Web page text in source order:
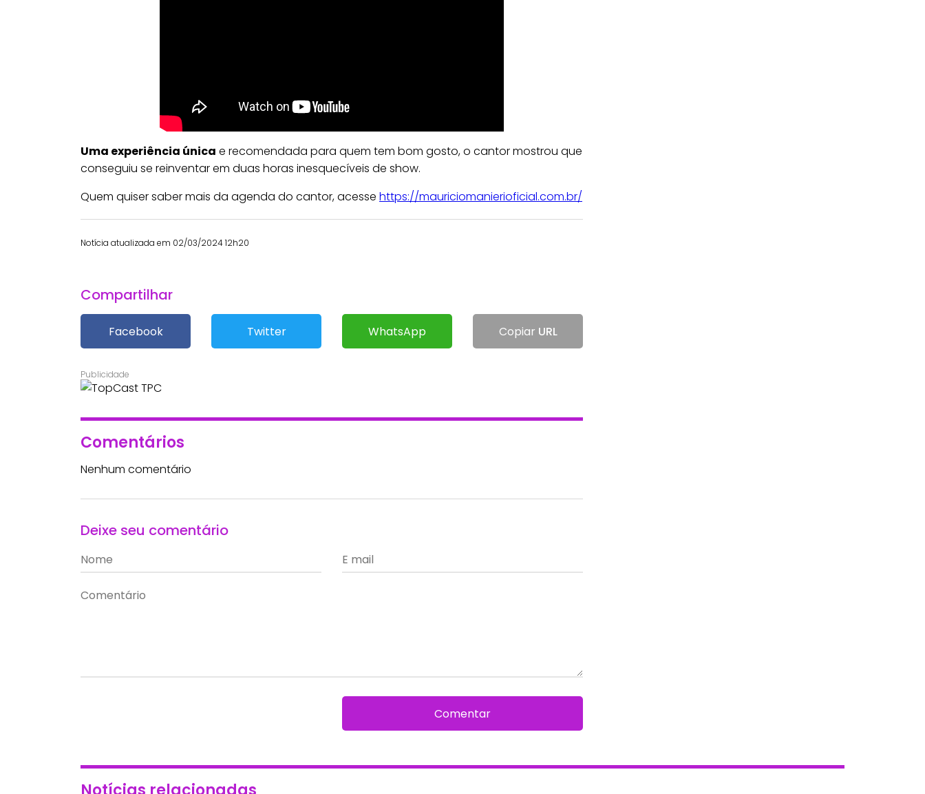
Uma experiência única e recomendada para quem tem bom gosto, o cantor mostrou que
conseguiu se reinventar em duas horas inesquecíveis de show.
Quem quiser saber mais da agenda do cantor, acesse https://mauriciomanierioficial.com.br/
Notícia atualizada em 02/03/2024 12h20
Compartilhar
Facebook Twitter WhatsApp Copiar URL
Comentários
Nenhum comentário
Deixe seu comentário
Comentar